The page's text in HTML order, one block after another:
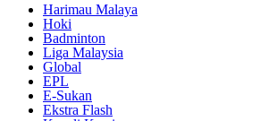
Harimau Malaya
Hoki
Badminton
Liga Malaysia
Global
EPL
E-Sukan
Ekstra Flash